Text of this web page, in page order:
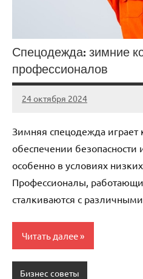
Спецодежда: зимние
профессионалов
24 октября 2024
Avtor
Нет
Зимняя спецодежда
обеспечении
особенно в условиях
Профессионалы,
сталкиваются с
Читать далее
Бизнес советы